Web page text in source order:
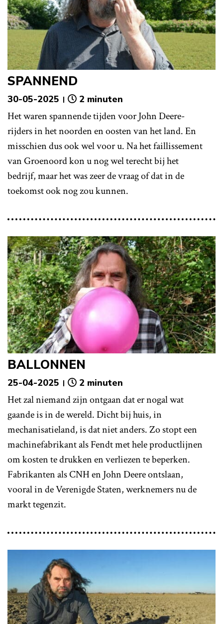
SPANNEND
30-05-2025 2 minuten
Het waren spannende tijden voor John Deere-
rijders in het noorden en oosten van het land. En
misschien dus ook wel voor u. Na het faillissement
van Groenoord kon u nog wel terecht bij het
bedrijf, maar het was zeer de vraag of dat in de
toekomst ook nog zou kunnen.
BALLONNEN
25-04-2025 2 minuten
Het zal niemand zijn ontgaan dat er nogal wat
gaande is in de wereld. Dicht bij huis, in
mechanisatieland, is dat niet anders. Zo stopt een
machinefabrikant als Fendt met hele productlijnen
om kosten te drukken en verliezen te beperken.
Fabrikanten als CNH en John Deere ontslaan,
vooral in de Verenigde Staten, werknemers nu de
markt tegenzit.